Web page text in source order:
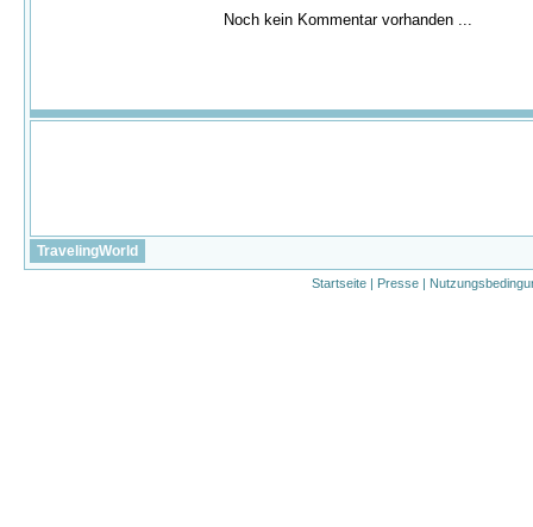
Noch kein Kommentar vorhanden ...
TravelingWorld
Startseite | Presse |